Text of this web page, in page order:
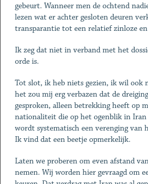
gebeurt. Wanneer men de ochtend
lezen wat er achter gesloten deuren
transparantie tot een relatief zinloze en
Ik zeg dat niet in verband met het
orde is.
Tot slot, ik heb niets gezien, ik wil ook
het zou mij erg verbazen dat de
gesproken, alleen betrekking heeft op
nationaliteit die op het ogenblik in
wordt systematisch een verenging van
Ik vind dat een beetje opmerkelijk.
Laten we proberen om even afstand
nemen. Wij worden hier gevraagd om